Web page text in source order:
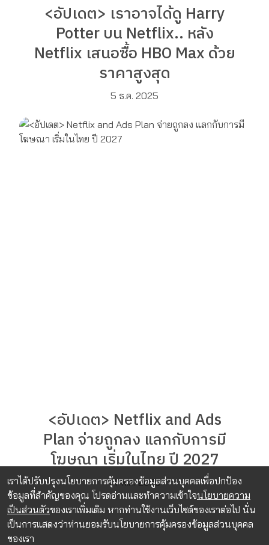
<อัปเดต> เราอาจได้ดู Harry
Potter บน Netflix.. หลัง
Netflix เสนอซื้อ HBO Max ด้วย
ราคาสูงสุด
5 ธ.ค. 2025
<อัปเดต> Netflix and Ads
Plan จ่ายถูกลง แลกกับการมี
โฆษณา เริ่มในไทย ปี 2027
14 พ.ค. 2026
เราได้ปรับปรุงนโยบายการคุ้มครองข้อมูลส่วนบุคคลเพื่อปกป้อง
ข้อมูลที่สำคัญของคุณ โปรดอ่านและทำความเข้าใจนโยบายความ
เป็นส่วนตัวของเราเพิ่มเติม หากท่านใช้งานเว็บไซต์ของเราต่อไป นั่น
เป็นการแสดงว่าท่านยอมรับนโยบายการคุ้มครองข้อมูลส่วนบุคคล
ของเรา